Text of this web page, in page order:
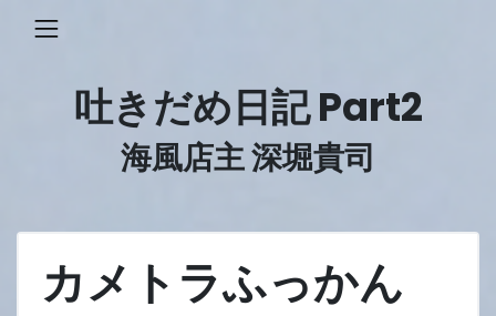
吐きだめ日記 Part2
海風店主 深堀貴司
カメトラふっかん